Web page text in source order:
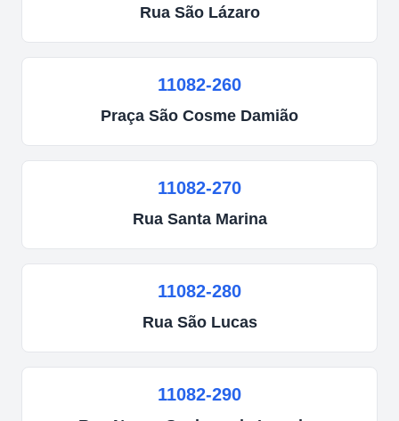
Rua São Lázaro
11082-260
Praça São Cosme Damião
11082-270
Rua Santa Marina
11082-280
Rua São Lucas
11082-290